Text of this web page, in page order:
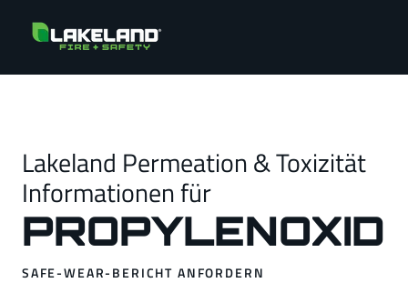
Lakeland Permeation & Toxizität
Informationen für
PROPYLENOXID
SAFE-WEAR-BERICHT ANFORDERN